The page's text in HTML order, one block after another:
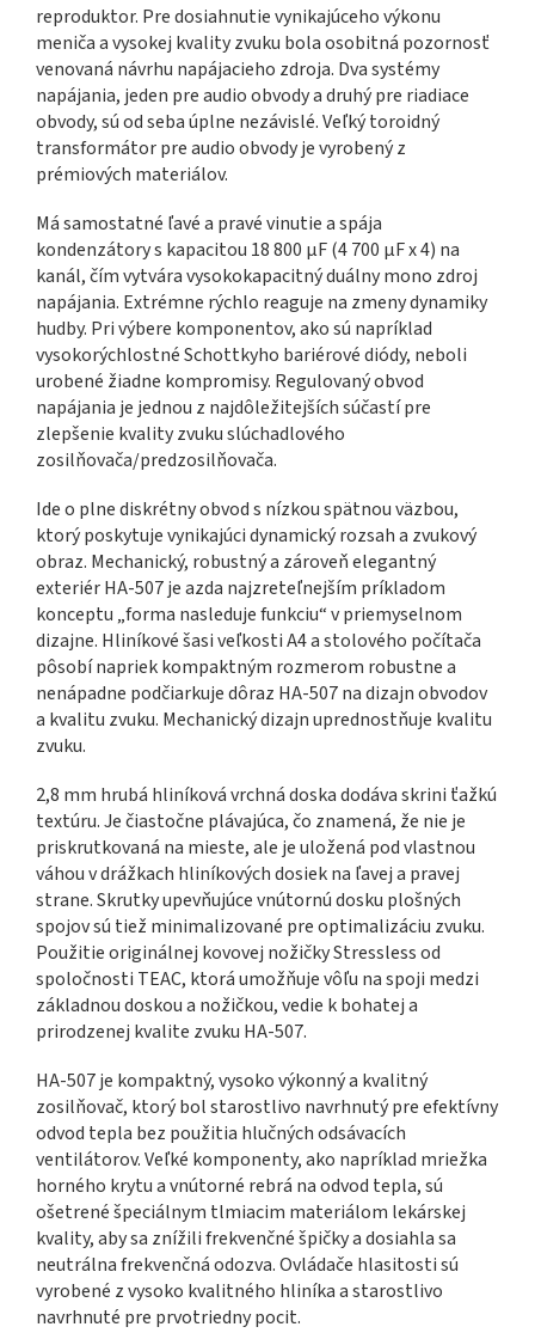
reproduktor. Pre dosiahnutie vynikajúceho výkonu
meniča a vysokej kvality zvuku bola osobitná pozornosť
venovaná návrhu napájacieho zdroja. Dva systémy
napájania, jeden pre audio obvody a druhý pre riadiace
obvody, sú od seba úplne nezávislé. Veľký toroidný
transformátor pre audio obvody je vyrobený z
prémiových materiálov.
Má samostatné ľavé a pravé vinutie a spája
kondenzátory s kapacitou 18 800 µF (4 700 µF x 4) na
kanál, čím vytvára vysokokapacitný duálny mono zdroj
napájania. Extrémne rýchlo reaguje na zmeny dynamiky
hudby. Pri výbere komponentov, ako sú napríklad
vysokorýchlostné Schottkyho bariérové ​​diódy, neboli
urobené žiadne kompromisy. Regulovaný obvod
napájania je jednou z najdôležitejších súčastí pre
zlepšenie kvality zvuku slúchadlového
zosilňovača/predzosilňovača.
Ide o plne diskrétny obvod s nízkou spätnou väzbou,
ktorý poskytuje vynikajúci dynamický rozsah a zvukový
obraz. Mechanický, robustný a zároveň elegantný
exteriér HA-507 je azda najzreteľnejším príkladom
konceptu „forma nasleduje funkciu“ v priemyselnom
dizajne. Hliníkové šasi veľkosti A4 a stolového počítača
pôsobí napriek kompaktným rozmerom robustne a
nenápadne podčiarkuje dôraz HA-507 na dizajn obvodov
a kvalitu zvuku. Mechanický dizajn uprednostňuje kvalitu
zvuku.
2,8 mm hrubá hliníková vrchná doska dodáva skrini ťažkú
​​textúru. Je čiastočne plávajúca, čo znamená, že nie je
priskrutkovaná na mieste, ale je uložená pod vlastnou
váhou v drážkach hliníkových dosiek na ľavej a pravej
strane. Skrutky upevňujúce vnútornú dosku plošných
spojov sú tiež minimalizované pre optimalizáciu zvuku.
Použitie originálnej kovovej nožičky Stressless od
spoločnosti TEAC, ktorá umožňuje vôľu na spoji medzi
základnou doskou a nožičkou, vedie k bohatej a
prirodzenej kvalite zvuku HA-507.
HA-507 je kompaktný, vysoko výkonný a kvalitný
zosilňovač, ktorý bol starostlivo navrhnutý pre efektívny
odvod tepla bez použitia hlučných odsávacích
ventilátorov. Veľké komponenty, ako napríklad mriežka
horného krytu a vnútorné rebrá na odvod tepla, sú
ošetrené špeciálnym tlmiacim materiálom lekárskej
kvality, aby sa znížili frekvenčné špičky a dosiahla sa
neutrálna frekvenčná odozva. Ovládače hlasitosti sú
vyrobené z vysoko kvalitného hliníka a starostlivo
navrhnuté pre prvotriedny pocit.